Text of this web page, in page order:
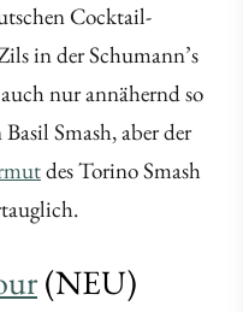
Cocktail-
in der Schumann’s
nur annähernd so
Smash, aber der
des Torino Smash
(NEU)